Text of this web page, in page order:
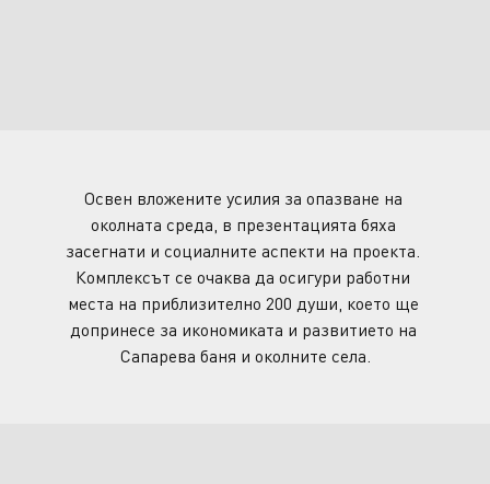
Освен вложените усилия за опазване на
околната среда, в презентацията бяха
засегнати и социалните аспекти на проекта.
Комплексът се очаква да осигури работни
места на приблизително 200 души, което ще
допринесе за икономиката и развитието на
Сапарева баня и околните села.